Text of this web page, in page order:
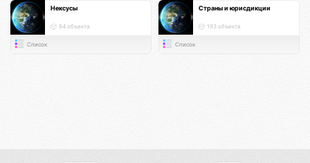
Нексусы
84 объекта
Список
Страны и юрисдикции
193 объекта
Список